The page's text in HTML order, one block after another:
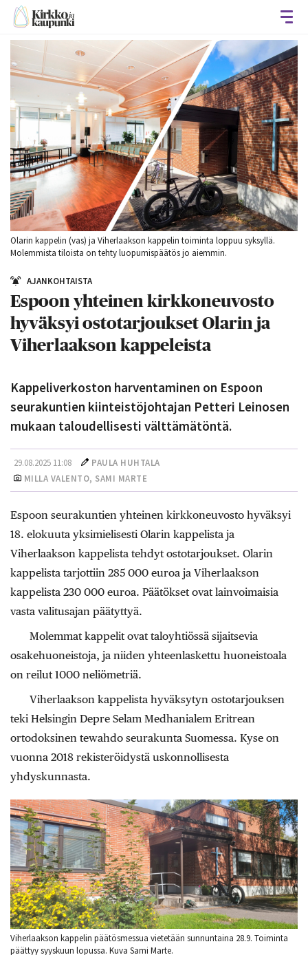
Olarin kappelin (vas) ja Viherlaakson kappelin toiminta loppuu syksyllä.
Molemmista tiloista on tehty luopumispäätös jo aiemmin.
AJANKOHTAISTA
Espoon yhteinen kirkkoneuvosto
hyväksyi ostotarjoukset Olarin ja
Viherlaakson kappeleista
Kappeliverkoston harventaminen on Espoon
seurakuntien kiinteistöjohtajan Petteri Leinosen
mukaan taloudellisesti välttämätöntä.
29.08.2025 11:08
PAULA HUHTALA
MILLA VALENTO, SAMI MARTE
Espoon seurakuntien yhteinen kirkkoneuvosto hyväksyi
18. elokuuta yksimielisesti Olarin kappelista ja
Viherlaakson kappelista tehdyt ostotarjoukset. Olarin
kappelista tarjottiin 285 000 euroa ja Viherlaakson
kappelista 230 000 euroa. Päätökset ovat lainvoimaisia
vasta valitusajan päätyttyä.
Molemmat kappelit ovat taloyhtiössä sijaitsevia
osakehuoneistoja, ja niiden yhteenlaskettu huoneistoala
on reilut 1000 neliömetriä.
Viherlaakson kappelista hyväksytyn ostotarjouksen
teki Helsingin Depre Selam Medhanialem Eritrean
ortodoksinen tewahdo seurakunta Suomessa. Kyse on
vuonna 2018 rekisteröidystä uskonnollisesta
yhdyskunnasta.
Viherlaakson kappelin päätösmessua vietetään sunnuntaina 28.9. Toiminta
päättyy syyskuun lopussa. Kuva Sami Marte.